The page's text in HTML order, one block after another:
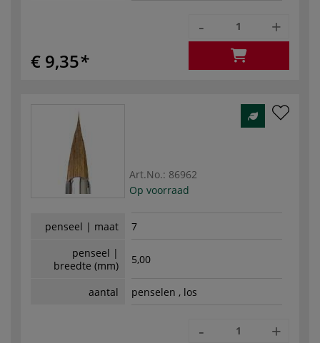
€ 9,35
- +
Art.No.: 86962
Op voorraad
penseel | maat
7
penseel |
breedte (mm)
5,00
aantal penselen , los
- +